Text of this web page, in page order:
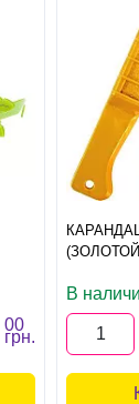
00
грн.
В